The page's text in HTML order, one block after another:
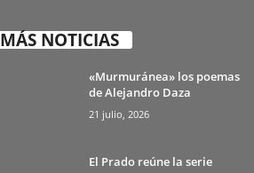
MÁS NOTICIAS
«Murmuránea» los poemas
de Alejandro Daza
21 julio, 2026
El Prado reúne la serie